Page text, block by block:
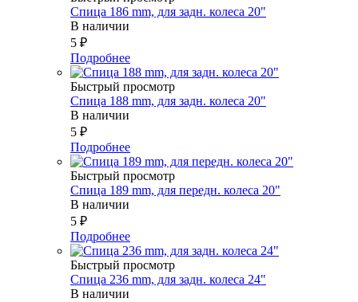
Спица 186 mm, для задн. колеса 20"
В наличии
5 ₽
Подробнее
Быстрый просмотр
Спица 188 mm, для задн. колеса 20"
В наличии
5 ₽
Подробнее
Быстрый просмотр
Спица 189 mm, для передн. колеса 20"
В наличии
5 ₽
Подробнее
Быстрый просмотр
Спица 236 mm, для задн. колеса 24"
В наличии